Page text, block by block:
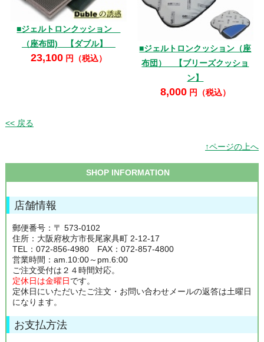
■ジェルトロンクッション
（座布団) 【ダブル】
23,100円（税込）
■ジェルトロンクッション（座
布団） 【ブリーズクッショ
ン】
8,000円（税込）
<< 戻る
↑ページの上へ
SHOP INFORMATION
店舗情報
郵便番号：〒 573-0102
住所：大阪府枚方市長尾家具町 2-12-17
TEL：072-856-4980 FAX：072-857-4800
営業時間：am.10:00～pm.6:00
ご注文受付は２４時間対応。
定休日は金曜日です。
定休日にいただいたご注文・お問い合わせメールの返答は土曜日
になります。
お支払方法